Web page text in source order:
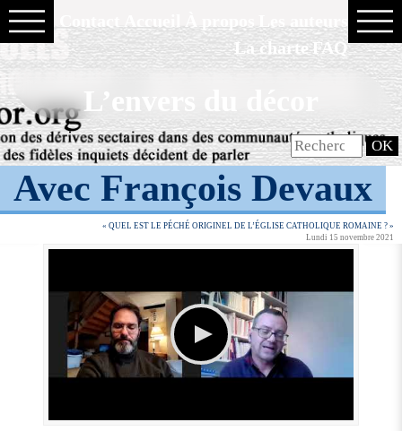
La charte FAQ
L’envers du décor
Avec François Devaux
« QUEL EST LE PÉCHÉ ORIGINEL DE L’ÉGLISE CATHOLIQUE ROMAINE ? »
Lundi 15 novembre 2021